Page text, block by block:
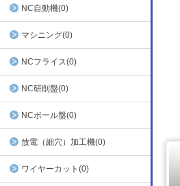
NC自動機(0)
マシニング(0)
NCフライス(0)
NC研削盤(0)
NCボール盤(0)
放電（細穴）加工機(0)
ワイヤーカット(0)